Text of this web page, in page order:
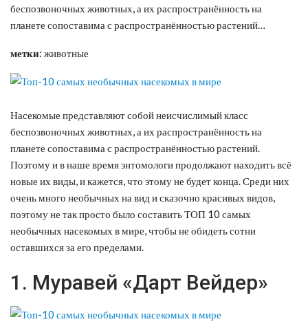
беспозвоночных животных, а их распространённость на
планете сопоставима с распространённостью растений…
метки: животные
Насекомые представляют собой неисчислимый класс
беспозвоночных животных, а их распространённость на
планете сопоставима с распространённостью растений.
Поэтому и в наше время энтомологи продолжают находить всё
новые их виды, и кажется, что этому не будет конца. Среди них
очень много необычных на вид и сказочно красивых видов,
поэтому не так просто было составить ТОП 10 самых
необычных насекомых в мире, чтобы не обидеть сотни
оставшихся за его пределами.
1. Муравей «Дарт Вейдер»